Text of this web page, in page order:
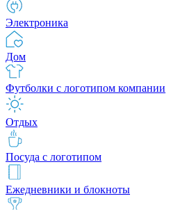
Электроника
Дом
Футболки с логотипом компании
Отдых
Посуда с логотипом
Ежедневники и блокноты